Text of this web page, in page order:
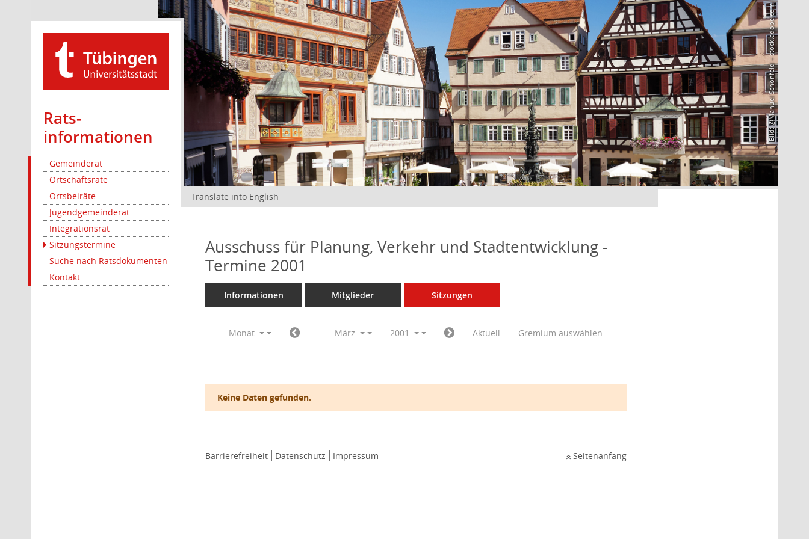
Rats­
informationen
Gemeinderat
Ortschaftsräte
Ortsbeiräte
Jugendgemeinderat
Integrationsrat
Sitzungstermine
Suche nach Ratsdokumenten
Kontakt
Bild: @Manuel Schönfeld – stock.adobe.com
Translate into English
Ausschuss für Planung, Verkehr und Stadtentwicklung -
Termine 2001
Informationen Mitglieder Sitzungen
Monat März 2001 Aktuell Gremium auswählen
Keine Daten gefunden.
Barrierefreiheit Datenschutz Impressum Seitenanfang